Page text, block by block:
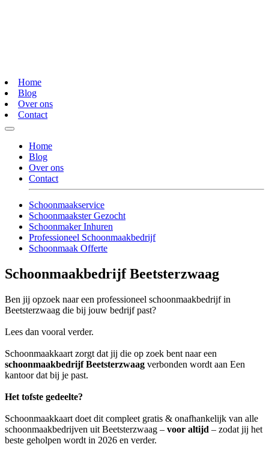
Home
Blog
Over ons
Contact
Home
Blog
Over ons
Contact
Schoonmaakservice
Schoonmaakster Gezocht
Schoonmaker Inhuren
Professioneel Schoonmaakbedrijf
Schoonmaak Offerte
Schoonmaakbedrijf Beetsterzwaag
Ben jij opzoek naar een professioneel schoonmaakbedrijf in
Beetsterzwaag die bij jouw bedrijf past?
Lees dan vooral verder.
Schoonmaakkaart zorgt dat jij die op zoek bent naar een
schoonmaakbedrijf Beetsterzwaag verbonden wordt aan Een
kantoor dat bij je past.
Het tofste gedeelte?
Schoonmaakkaart doet dit compleet gratis & onafhankelijk van alle
schoonmaakbedrijven uit Beetsterzwaag – voor altijd – zodat jij het
beste geholpen wordt in 2026 en verder.